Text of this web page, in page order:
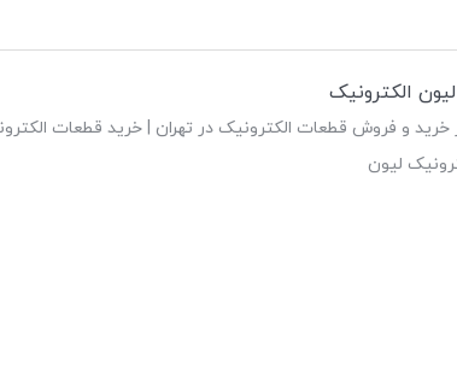
الکترونیک
خرید و فروش قطعات الکترونیک در تهران | خرید قطعات
لیون